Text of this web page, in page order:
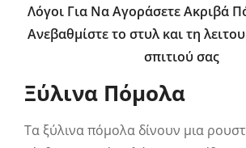
Λόγοι Για Να Αγοράσετε Ακριβά
Ανεβαθμίστε το στυλ και τη
σπιτιού σας
Ξύλινα Πόμολα
Τα ξύλινα πόμολα δίνουν μια